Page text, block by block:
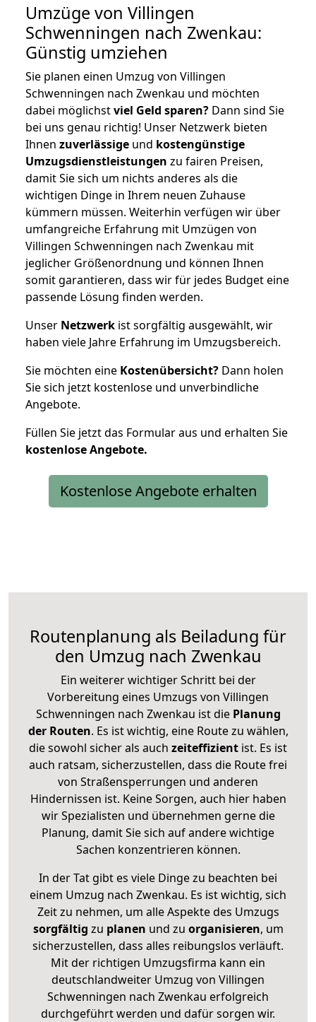
Umzüge von Villingen
Schwenningen nach Zwenkau:
Günstig umziehen
Sie planen einen Umzug von Villingen
Schwenningen nach Zwenkau und möchten
dabei möglichstviel Geld sparen? Dann sind Sie
bei uns genau richtig! Unser Netzwerk bieten
Ihnen zuverlässige und kostengünstige
Umzugsdienstleistungen zu fairen Preisen,
damit Sie sich um nichts anderes als die
wichtigen Dinge in Ihrem neuen Zuhause
kümmern müssen. Weiterhin verfügen wir über
umfangreiche Erfahrung mit Umzügen von
Villingen Schwenningen nach Zwenkau mit
jeglicher Größenordnung und können Ihnen
somit garantieren, dass wir für jedes Budget eine
passende Lösung finden werden.
Unser Netzwerk ist sorgfältig ausgewählt, wir
haben viele Jahre Erfahrung im Umzugsbereich.
Sie möchten eine Kostenübersicht? Dann holen
Sie sich jetzt kostenlose und unverbindliche
Angebote.
Füllen Sie jetzt das Formular aus und erhalten Sie
kostenloseAngebote.
Kostenlose Angebote erhalten
Routenplanung als Beiladung für
den Umzug nach Zwenkau
Ein weiterer wichtiger Schritt bei der
Vorbereitung eines Umzugs von Villingen
Schwenningen nach Zwenkau ist diePlanung
der Routen. Es ist wichtig, eine Route zu wählen,
die sowohl sicher als auch zeiteffizient ist. Es ist
auch ratsam, sicherzustellen, dass die Route frei
von Straßensperrungen und anderen
Hindernissen ist. Keine Sorgen, auch hier haben
wir Spezialisten und übernehmen gerne die
Planung, damit Sie sich auf andere wichtige
Sachen konzentrieren können.
In der Tat gibt es viele Dinge zu beachten bei
einem Umzug nach Zwenkau. Es ist wichtig, sich
Zeit zu nehmen, um alle Aspekte des Umzugs
sorgfältig zu planen und zu organisieren, um
sicherzustellen, dass alles reibungslos verläuft.
Mit der richtigen Umzugsfirma kann ein
deutschlandweiter Umzug von Villingen
Schwenningen nach Zwenkau erfolgreich
durchgeführt werden und dafür sorgen wir.